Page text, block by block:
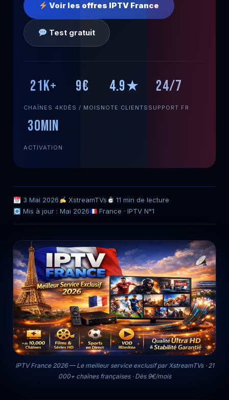
Voir les offres IPTV France
Test gratuit
21K+
CHAÎNES 4K
9€
DÈS / MOIS
4.9★
NOTE CLIENTS
24/7
SUPPORT FR
30min
ACTIVATION
3 Mai 2026 XstreamTVs
11 min de lecture
Mis à jour : Mai 2026
France · IPTV N°1
IPTV France 2026 — Le meilleur service exclusif par XstreamTVs · 21
000+ chaînes françaises · Dès 9€/mois